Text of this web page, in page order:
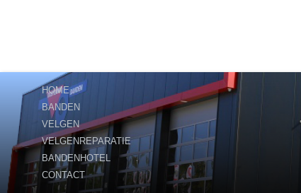
HOME
BANDEN
VELGEN
VELGENREPARATIE
BANDENHOTEL
CONTACT